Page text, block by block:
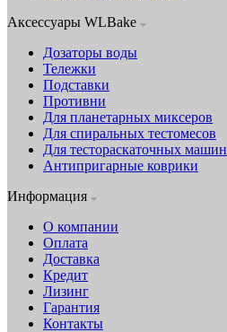
Аксессуары WLBake
Дозаторы воды
Тележки
Подставки
Противни
Для планетарных миксеров
Для спиральных тестомесов
Для тестораскаточных машин
Антипригарные коврики
Информация
О компании
Оплата
Доставка
Кредит
Лизинг
Гарантия
Контакты